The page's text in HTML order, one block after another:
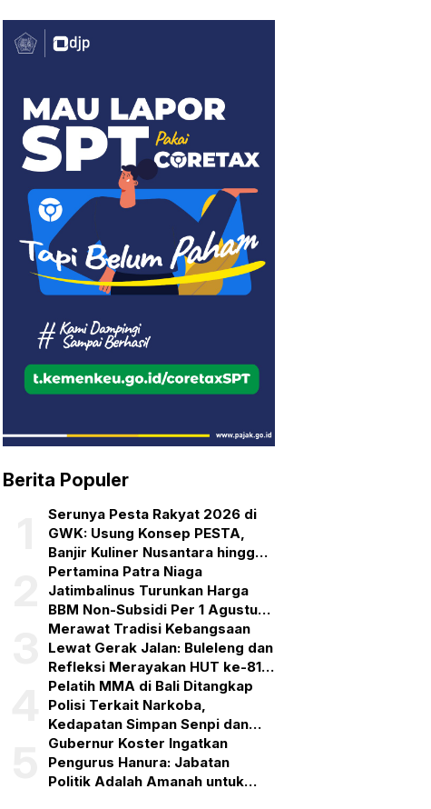
Berita Populer
Serunya Pesta Rakyat 2026 di
GWK: Usung Konsep PESTA,
Banjir Kuliner Nusantara hingga
Pesta Kembang Api
Pertamina Patra Niaga
Jatimbalinus Turunkan Harga
BBM Non-Subsidi Per 1 Agustus
2026
Merawat Tradisi Kebangsaan
Lewat Gerak Jalan: Buleleng dan
Refleksi Merayakan HUT ke-81
RI
Pelatih MMA di Bali Ditangkap
Polisi Terkait Narkoba,
Kedapatan Simpan Senpi dan
Puluhan Amunisi
Gubernur Koster Ingatkan
Pengurus Hanura: Jabatan
Politik Adalah Amanah untuk